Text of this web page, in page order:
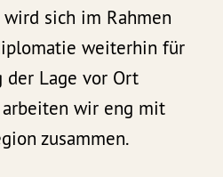
sich im Rahmen
weiterhin für
der Lage vor Ort
wir eng mit
zusammen.